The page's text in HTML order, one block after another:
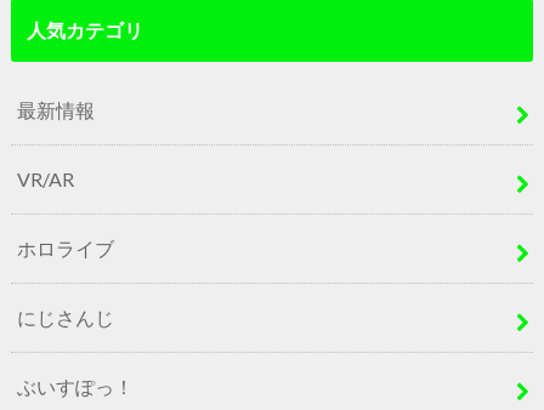
人気カテゴリ
最新情報
VR/AR
ホロライブ
にじさんじ
ぶいすぽっ！